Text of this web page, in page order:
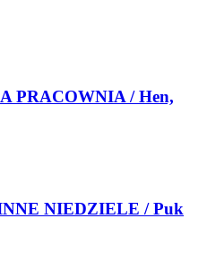
PRACOWNIA / Hen,
NIEDZIELE / Puk